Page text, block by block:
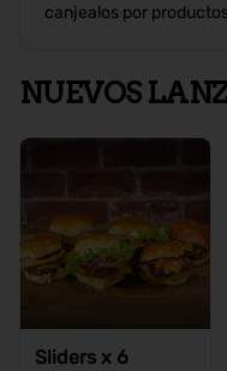
canjealos por
NUEVOS
Sliders x 6